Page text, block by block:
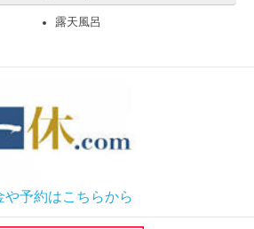
露天風呂
や予約はこちらから